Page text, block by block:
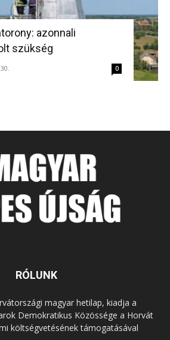
azonnali
szükség
0
RÓLUNK
magyar hetilap, kiadja a
Demokratikus Közössége a Horvát
költségvetésének támogatásával